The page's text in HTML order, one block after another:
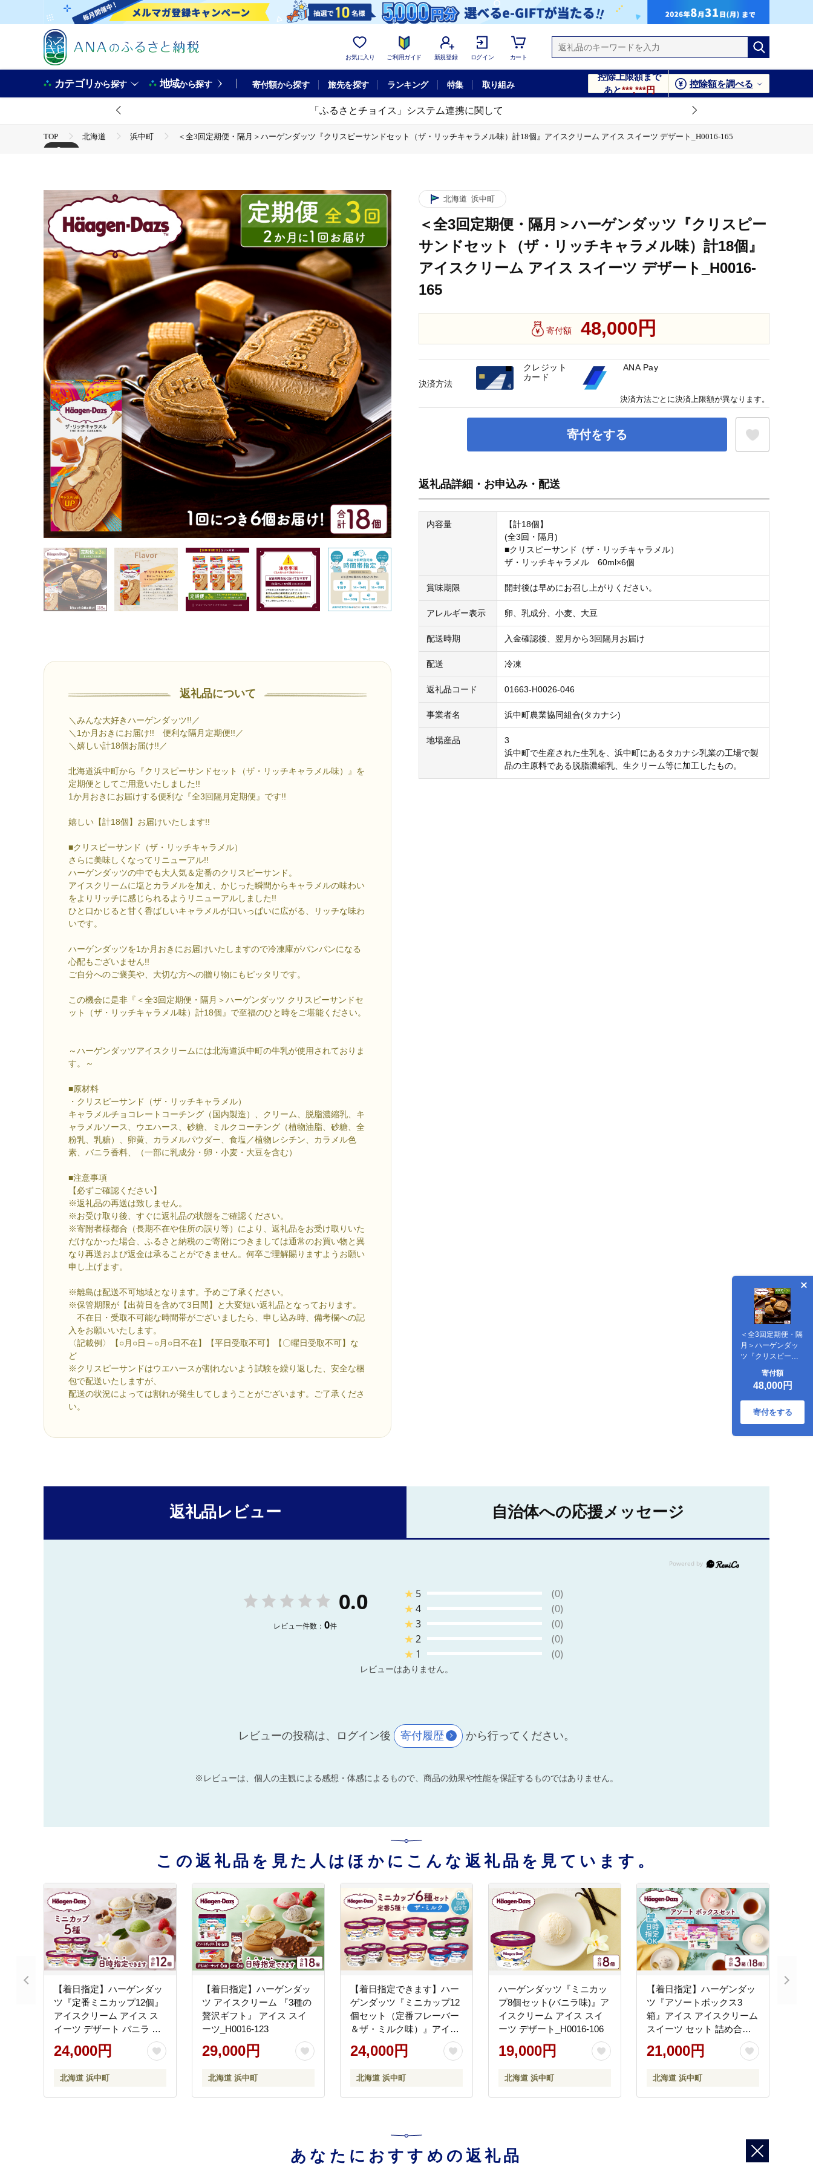
お気に入り ご利用ガイド 新規登録 ログイン カート
カテゴリから探す 地域から探す 寄付額から探す 旅先を探す ランキング 特集 取り組み
控除上限額まで
あと***,***円
控除額を調べる
「ふるさとチョイス」システム連携に関して
TOP 北海道 浜中町 ＜全3回定期便・隔月＞ハーゲンダッツ『クリスピーサンドセット（ザ・リッチキャラメル味）計18個』アイスクリーム アイス スイーツ デザート_H0016-165
+2
返礼品について
＼みんな大好きハーゲンダッツ!!／
＼1か月おきにお届け!! 便利な隔月定期便!!／
＼嬉しい計18個お届け!!／
北海道浜中町から『クリスピーサンドセット（ザ・リッチキャラメル味）』を
定期便としてご用意いたしました!!
1か月おきにお届けする便利な『全3回隔月定期便』です!!
嬉しい【計18個】お届けいたします!!
■クリスピーサンド（ザ・リッチキャラメル）
さらに美味しくなってリニューアル!!
ハーゲンダッツの中でも大人気＆定番のクリスピーサンド。
アイスクリームに塩とカラメルを加え、かじった瞬間からキャラメルの味わい
をよりリッチに感じられるようリニューアルしました!!
ひと口かじると甘く香ばしいキャラメルが口いっぱいに広がる、リッチな味わ
いです。
ハーゲンダッツを1か月おきにお届けいたしますので冷凍庫がパンパンになる
心配もございません!!
ご自分へのご褒美や、大切な方への贈り物にもピッタリです。
この機会に是非『＜全3回定期便・隔月＞ハーゲンダッツ クリスピーサンドセ
ット（ザ・リッチキャラメル味）計18個』で至福のひと時をご堪能ください。
～ハーゲンダッツアイスクリームには北海道浜中町の牛乳が使用されておりま
す。～
■原材料
・クリスピーサンド（ザ・リッチキャラメル）
キャラメルチョコレートコーチング（国内製造）、クリーム、脱脂濃縮乳、キ
ャラメルソース、ウエハース、砂糖、ミルクコーチング（植物油脂、砂糖、全
粉乳、乳糖）、卵黄、カラメルパウダー、食塩／植物レシチン、カラメル色
素、バニラ香料、（一部に乳成分・卵・小麦・大豆を含む）
■注意事項
【必ずご確認ください】
※返礼品の再送は致しません。
※お受け取り後、すぐに返礼品の状態をご確認ください。
※寄附者様都合（長期不在や住所の誤り等）により、返礼品をお受け取りいた
だけなかった場合、ふるさと納税のご寄附につきましては通常のお買い物と異
なり再送および返金は承ることができません。何卒ご理解賜りますようお願い
申し上げます。
※離島は配送不可地域となります。予めご了承ください。
※保管期限が【出荷日を含めて3日間】と大変短い返礼品となっております。
不在日・受取不可能な時間帯がございましたら、申し込み時、備考欄への記
入をお願いいたします。
〈記載例〉【○月○日～○月○日不在】【平日受取不可】【〇曜日受取不可】な
ど
※クリスピーサンドはウエハースが割れないよう試験を繰り返した、安全な梱
包で配送いたしますが、
配送の状況によっては割れが発生してしまうことがございます。ご了承くださ
い。
北海道 浜中町
＜全3回定期便・隔月＞ハーゲンダッツ『クリスピー
サンドセット（ザ・リッチキャラメル味）計18個』
アイスクリーム アイス スイーツ デザート_H0016-
165
寄付額 48,000円
寄付をする
＜全3回定期便・隔
月＞ハーゲンダッ
ツ『クリスピーサ
リッチキャラメル
味）計18個』アイ
スクリーム アイス
スイーツ デザート
_H0016-165
寄付額
48,000円
寄付をする
返礼品詳細・お申込み・配送
内容量
【計18個】
(全3回・隔月)
■クリスピーサンド（ザ・リッチキャラメル）
ザ・リッチキャラメル 60ml×6個
賞味期限 開封後は早めにお召し上がりください。
アレルギー表示 卵、乳成分、小麦、大豆
配送時期 入金確認後、翌月から3回隔月お届け
配送 冷凍
返礼品コード 01663-H0026-046
事業者名 浜中町農業協同組合(タカナシ)
地場産品
3
浜中町で生産された生乳を、浜中町にあるタカナシ乳業の工場で製
品の主原料である脱脂濃縮乳、生クリーム等に加工したもの。
決済方法
クレジット
カード
ANA Pay
決済方法ごとに決済上限額が異なります。
返礼品レビュー 自治体への応援メッセージ
0.0
レビュー件数： 0件
★ 5
(0)
★4
(0)
★3
(0)
★2
(0)
★ 1 (0)
レビューはありません。
レビューの投稿は、ログイン後 寄付履歴 から行ってください。
※レビューは、個人の主観による感想・体感によるもので、商品の効果や性能を保証するものではありません。
この返礼品を見た人はほかにこんな返礼品を見ています。
【着日指定】ハーゲンダッ
ツ『定番ミニカップ12個』
アイスクリーム アイス ス
イーツ デザート バニラ 食
べ比べ 詰め合わせ ギフト
北海道 浜中町 ふるさと納
24,000円
北海道 浜中町
【着日指定】ハーゲンダッ
ツ アイスクリーム 『3種の
贅沢ギフト』 アイス スイ
ーツ_H0016-123
29,000円
北海道 浜中町
【着日指定できます】ハー
ゲンダッツ『ミニカップ12
個セット（定番フレーバー
＆ザ・ミルク味）』アイス
クリーム アイス スイーツ
デザート_H0016-112
24,000円
北海道 浜中町
ハーゲンダッツ『ミニカッ
プ8個セット(バニラ味)』ア
イスクリーム アイス スイ
ーツ デザート_H0016-106
19,000円
北海道 浜中町
【着日指定】ハーゲンダッ
ツ『アソートボックス3
箱』アイス アイスクリーム
スイーツ セット 詰め合わ
せ 人気 冷凍 贅沢 夏 お中元
北海道_H0016-110
21,000円
北海道 浜中町
あなたにおすすめの返礼品